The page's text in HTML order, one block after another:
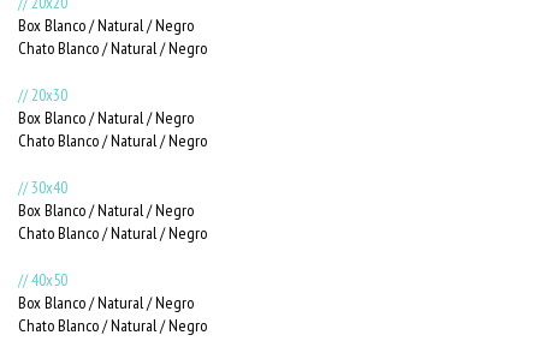
Box Blanco / Natural / Negro
Chato Blanco / Natural / Negro
// 20x30
Box Blanco / Natural / Negro
Chato Blanco / Natural / Negro
// 30x40
Box Blanco / Natural / Negro
Chato Blanco / Natural / Negro
// 40x50
Box Blanco / Natural / Negro
Chato Blanco / Natural / Negro